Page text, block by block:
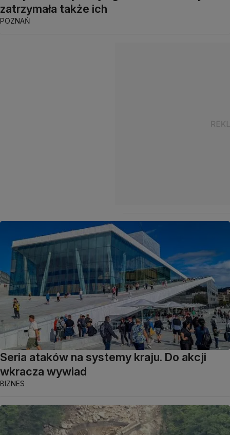
zatrzymała także ich
POZNAŃ
Seria ataków na systemy kraju. Do akcji
wkracza wywiad
BIZNES